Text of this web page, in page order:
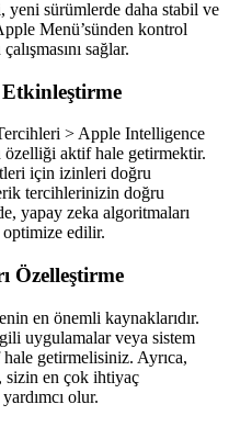
sürümlerde daha stabil ve
Menü’sünden kontrol
sağlar.
> Apple Intelligence
aktif hale getirmektir.
için izinleri doğru
tercihlerinizin doğru
yapay zeka algoritmaları
optimize edilir.
Özelleştirme
en önemli kaynaklarıdır.
uygulamalar veya sistem
getirmelisiniz. Ayrıca,
en çok ihtiyaç
olur.